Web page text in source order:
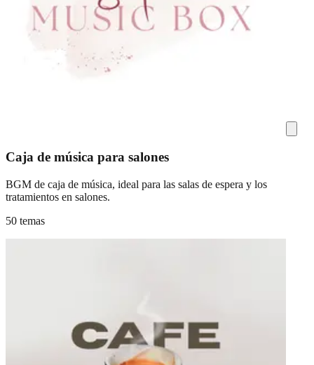
Caja de música para salones
BGM de caja de música, ideal para las salas de espera y los
tratamientos en salones.
50 temas